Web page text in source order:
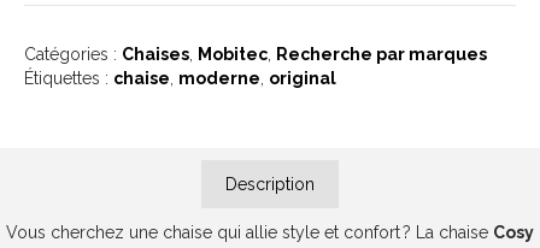
Catégories : Chaises Mobitec
Recherche par marques
Étiquettes : chaise moderne original
Description
Vous cherchez une chaise qui allie style et confort ? La chaise Cosy